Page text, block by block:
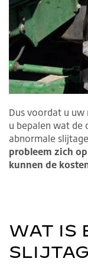
Dus voordat u
u bepalen wat de
abnormale
probleem zich
kunnen de
WAT IS